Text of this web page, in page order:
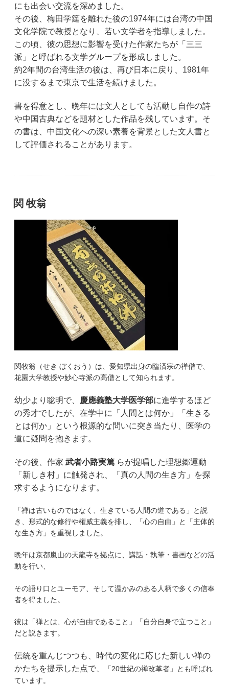
にも出会い交流を深めました。
その後、梅田学筳を離れた後の1974年には台湾の中国
文化学院で教授となり、若い文学者を指導しました。
この頃、彼の思想に影響を受けた作家たちが「三三
派」と呼ばれる文学グループを形成しました。
約2年間の台湾生活の後は、再び日本に戻り、1981年
に没するまで東京で生活を続けました。
書を得意とし、晩年には文人としても活動し自作の詩
や中国古典などを題材とした作品を残しています。そ
の書は、中国文化への深い素養を背景とした文人書と
して評価されることがあります。
関 牧翁
関牧翁（せき ぼくおう）は、愛知県出身の臨済宗の禅僧で、
花園大学教授や妙心寺派の高僧として知られます。
幼少より聡明で、 慶應義塾大学医学部に進学するほど
の秀才でしたが、在学中に「人間とは何か」「生きる
とは何か」という根源的な問いに突き当たり、医学の
道に疑問を抱きます。
その後、作家 武者小路実篤 らが提唱した理想郷運動
「新しき村」に触発され、「真の人間の生き方」を探
求するようになります。
「禅は古いものではなく、生きている人間の道である」と説
き、形式的な修行や権威主義を排し、「心の自由」と「主体的
な生き方」を重視しました。
晩年は京都嵐山の天龍寺を拠点に、講話・執筆・書画などの活
動を行い、
その語り口とユーモア、そして温かみのある人柄で多くの信奉
者を得ました。
彼は「禅とは、心が自由であること」「自分自身で立つこと」
だと説きます。
伝統を重んじつつも、時代の変化に応じた新しい禅の
かたちを提示した点で、
「20世紀の禅改革者」とも呼ばれ
ています。